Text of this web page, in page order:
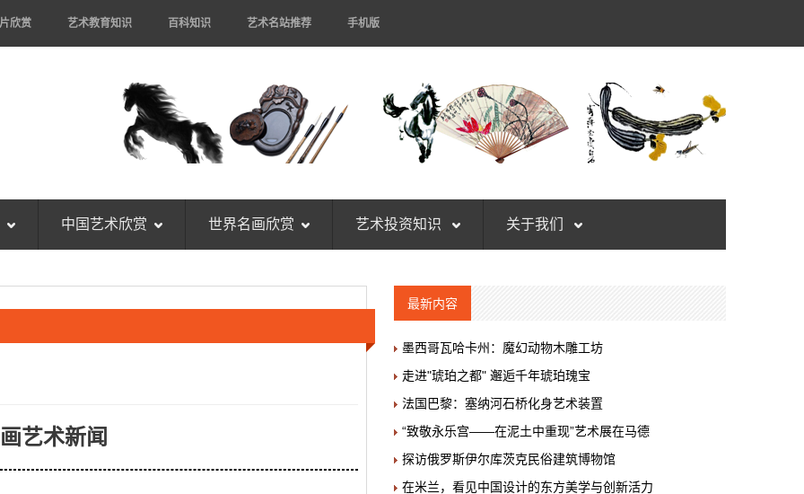
欣赏 艺术教育知识 百科知识 艺术名站推荐 手机版
中国艺术欣赏 世界名画欣赏 艺术投资知识 关于我们
艺术新闻
最新内容
墨西哥瓦哈卡州：魔幻动物木雕工坊
走进"琥珀之都" 邂逅千年琥珀瑰宝
法国巴黎：塞纳河石桥化身艺术装置
“致敬永乐宫——在泥土中重现”艺术展在马德
探访俄罗斯伊尔库茨克民俗建筑博物馆
在米兰，看见中国设计的东方美学与创新活力